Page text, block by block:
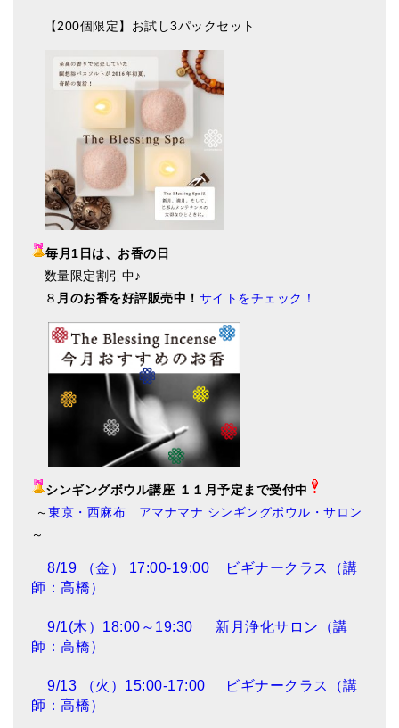
【200個限定】お試し3パックセット
毎月1日は、お香の日
数量限定割引中♪
８ 月のお香を好評販売中！ サイトをチェック！
シンギングボウル講座 １１月予定まで受付中
～東京・西麻布 アマナマナ シンギングボウル・サロン
～
8/19 （金） 17:00-19:00 ビギナークラス（講
師：高橋）
9/1(木）18:00～19:30 新月浄化サロン（講
師：高橋）
9/13 （火）15:00-17:00 ビギナークラス（講
師：高橋）